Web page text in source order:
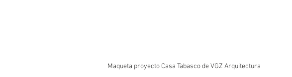
Maqueta proyecto Casa Tabasco de VGZ Arquitectura